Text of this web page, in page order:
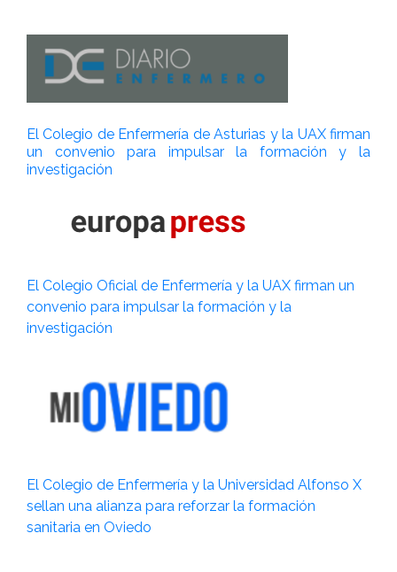
El Colegio de Enfermería de Asturias y la UAX firman
un convenio para impulsar la formación y la
investigación
El Colegio Oficial de Enfermería y la UAX firman un
convenio para impulsar la formación y la
investigación
El Colegio de Enfermería y la Universidad Alfonso X
sellan una alianza para reforzar la formación
sanitaria en Oviedo